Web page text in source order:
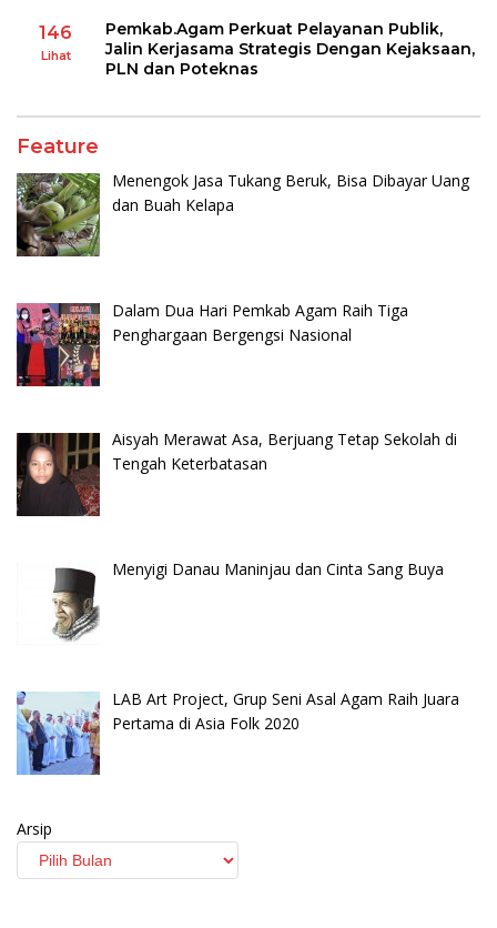
146
Lihat
Pemkab.Agam Perkuat Pelayanan Publik,
Jalin Kerjasama Strategis Dengan Kejaksaan,
PLN dan Poteknas
Feature
Menengok Jasa Tukang Beruk, Bisa Dibayar Uang
dan Buah Kelapa
Dalam Dua Hari Pemkab Agam Raih Tiga
Penghargaan Bergengsi Nasional
Aisyah Merawat Asa, Berjuang Tetap Sekolah di
Tengah Keterbatasan
Menyigi Danau Maninjau dan Cinta Sang Buya
LAB Art Project, Grup Seni Asal Agam Raih Juara
Pertama di Asia Folk 2020
Arsip